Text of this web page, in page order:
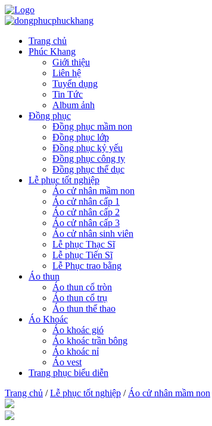
Trang chủ
Phúc Khang
Giới thiệu
Liên hệ
Tuyển dụng
Tin Tức
Album ảnh
Đồng phục
Đồng phục mầm non
Đồng phục lớp
Đồng phục kỷ yếu
Đồng phục công ty
Đồng phục thể dục
Lễ phục tốt nghiệp
Áo cử nhân mầm non
Áo cử nhân cấp 1
Áo cử nhân cấp 2
Áo cử nhân cấp 3
Áo cử nhân sinh viên
Lễ phục Thạc Sĩ
Lễ phục Tiến Sĩ
Lễ Phục trao bằng
Áo thun
Áo thun cổ tròn
Áo thun cổ trụ
Áo thun thể thao
Áo Khoác
Áo khoác gió
Áo khoác trần bông
Áo khoác nỉ
Áo vest
Trang phục biểu diễn
Trang chủ /Lễ phục tốt nghiệp / Áo cử nhân mầm non